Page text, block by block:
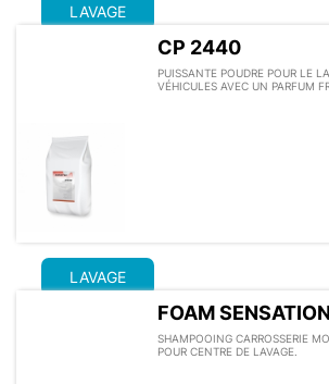
LAVAGE
CP 2440
PUISSANTE POUDRE POUR LE
VÉHICULES AVEC UN PARFUM
LAVAGE
FOAM
SHAMPOOING CARROSSERIE
POUR CENTRE DE LAVAGE.